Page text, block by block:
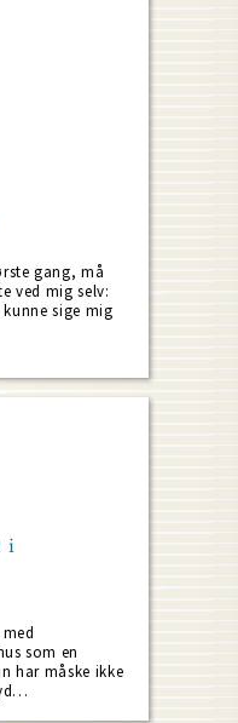
gang, må
ved mig selv:
kunne sige mig
i
som en
har måske ikke